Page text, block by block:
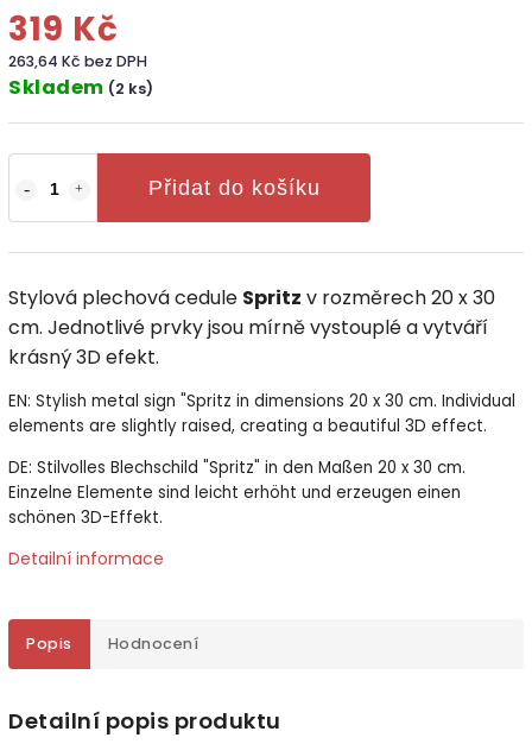
319 Kč
263,64 Kč bez DPH
Skladem (2 ks)
Přidat do košíku
Stylová plechová cedule Spritz v rozměrech 20 x 30
cm. Jednotlivé prvky jsou mírně vystouplé a vytváří
krásný 3D efekt.
EN: Stylish metal sign "Spritz in dimensions 20 x 30 cm. Individual
elements are slightly raised, creating a beautiful 3D effect.
DE: Stilvolles Blechschild "Spritz" in den Maßen 20 x 30 cm.
Einzelne Elemente sind leicht erhöht und erzeugen einen
schönen 3D-Effekt.
Detailní informace
Popis Hodnocení
Detailní popis produktu